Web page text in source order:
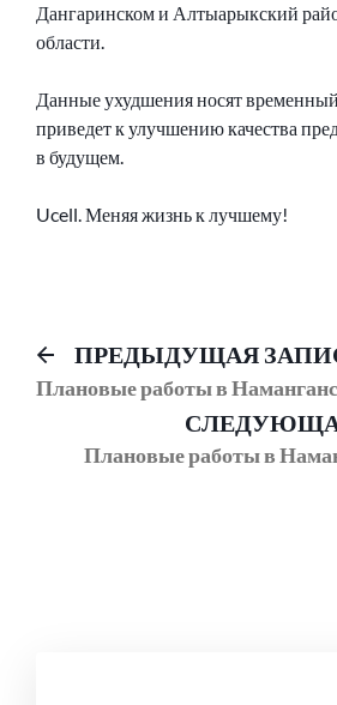
Дангаринском и Алтыарыкский
области.
Данные ухудшения носят временный
приведет к улучшению качества
в будущем.
Ucell. Меняя жизнь к лучшему!
Навигация
по
записям
ПРЕДЫДУЩАЯ
Плановые работы в
Плановые работы в